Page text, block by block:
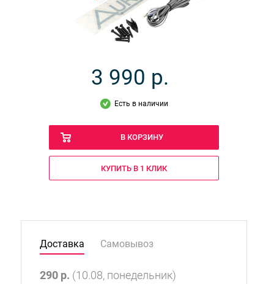
3 990 р.
Есть в наличии
В КОРЗИНУ
КУПИТЬ В 1 КЛИК
Доставка Самовывоз
290 р. (10.08, понедельник)